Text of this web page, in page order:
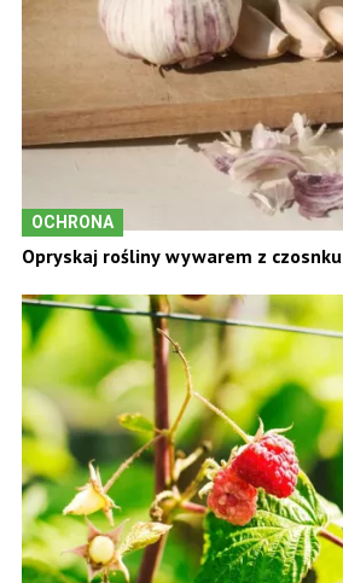
OCHRONA
Opryskaj rośliny wywarem z czosnku